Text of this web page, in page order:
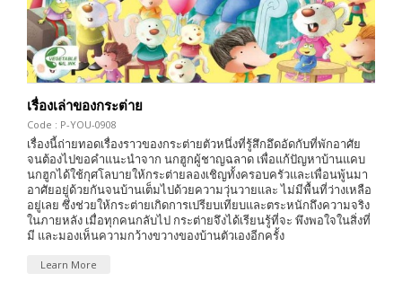
เรื่องเล่าของกระต่าย
Code : P-YOU-0908
เรื่องนี้ถ่ายทอดเรื่องราวของกระต่ายตัวหนึ่งที่รู้สึกอึดอัดกับที่พักอาศัย
จนต้องไปขอคำแนะนำจาก นกฮูกผู้ชาญฉลาด เพื่อแก้ปัญหาบ้านแคบ
นกฮูกได้ใช้กุศโลบายให้กระต่ายลองเชิญทั้งครอบครัวและเพื่อนพู้นมา
อาศัยอยู่ด้วยกันจนบ้านเต็มไปด้วยความวุ่นวายและ ไม่มีพื้นที่ว่างเหลือ
อยู่เลย ซึ่งช่วยให้กระต่ายเกิดการเปรียบเทียบและตระหนักถึงความจริง
ในภายหลัง เมื่อทุกคนกลับไป กระต่ายจึงได้เรียนรู้ที่จะ พึงพอใจในสิ่งที่
มี และมองเห็นความกว้างขวางของบ้านตัวเองอีกครั้ง
Learn More